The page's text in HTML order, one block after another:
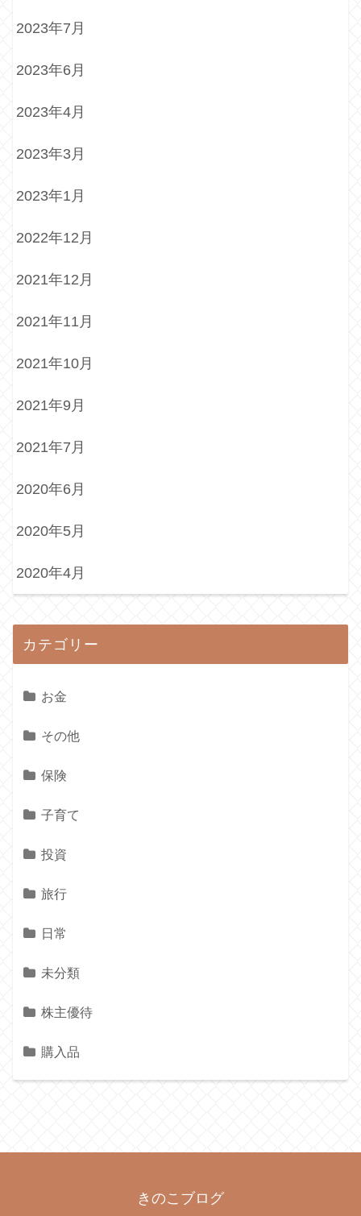
2023年7月
2023年6月
2023年4月
2023年3月
2023年1月
2022年12月
2021年12月
2021年11月
2021年10月
2021年9月
2021年7月
2020年6月
2020年5月
2020年4月
カテゴリー
お金
その他
保険
子育て
投資
旅行
日常
未分類
株主優待
購入品
きのこブログ